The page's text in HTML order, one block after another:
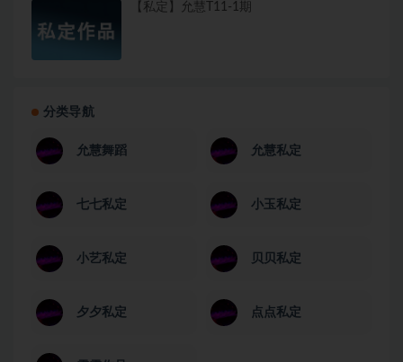
【私定】允慧T11-1期
分类导航
允慧舞蹈 允慧私定
七七私定 小玉私定
小艺私定 贝贝私定
夕夕私定 点点私定